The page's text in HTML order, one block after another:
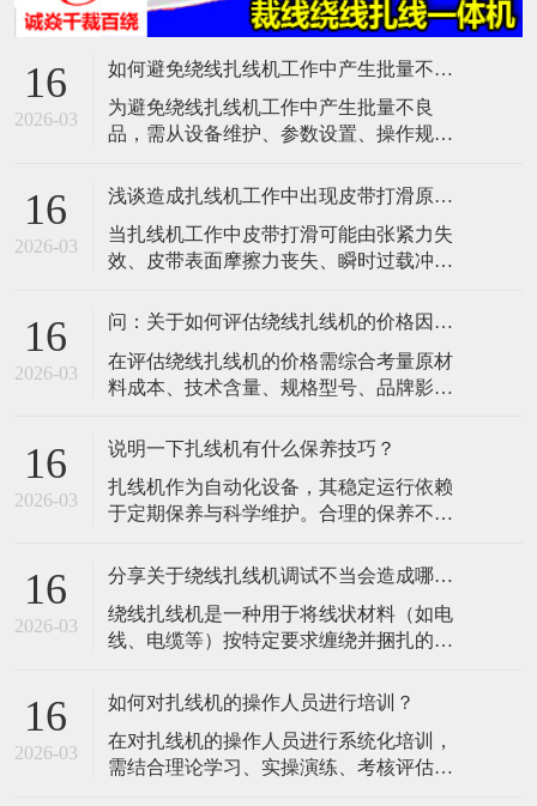
16
2026-03
如何避免绕线扎线机工作中产生批量不良品？
​为避免绕线扎线机工作中产生批量不良
品，需从设备维护、参数设置、操作规
方面综合管理。以下是具体措施：​一、设
备维护与保养定期检查与清洁：每日检查
气压表、润滑系统、电气连接等关键部
件，确保无松动或泄漏。每周清洁设备内
精密部件，防止
16
2026-03
浅谈造成扎线机工作中出现皮带打滑原因是什么？
​当扎线机工作中皮带打滑可能由张紧力失
效、皮带表面摩擦力丧失、瞬时过载冲
皮带轮对中不良等原因导致，以下是具体
检查张紧机构是否松动，按设备手册调整
至推荐值。若皮带因长期使用已永久性拉
带表面摩擦
16
2026-03
问：关于如何评估绕线扎线机的价格因素？
​在评估绕线扎线机的价格需综合考量原材
料成本、技术含量、规格型号、品牌影响
场定位八大核心因素，以下为具体分析：​
控制系统等的质量直接影响设备性能与寿
命。进口高品质元器件或特殊材料（如耐
致价格差
16
2026-03
说明一下扎线机有什么保养技巧？
​扎线机作为自动化设备，其稳定运行依赖
于定期保养与科学维护。合理的保养不仅
捆扎精度和生产效率。以下是扎线机保养
养及操作规范等方面：​一、日常清洁与基
础维护清洁机身与工作区域每日清理：使
尘、线屑、
16
2026-03
分享关于绕线扎线机调试不当会造成哪些影响？
​绕线扎线机是一种用于将线状材料（如电
线、电缆等）按特定要求缠绕并捆扎的自
车、新能源等行业。接下来，小编总结一
下关于绕线扎线机调试不当可能对设备性
能、生产效率、产品质量及安全等方面造
成多方面的影响，具体如下：​一、设备性
16
2026-03
如何对扎线机的操作人员进行培训？
​在对扎线机的操作人员进行系统化培训，
需结合理论学习、实操演练、考核评估和